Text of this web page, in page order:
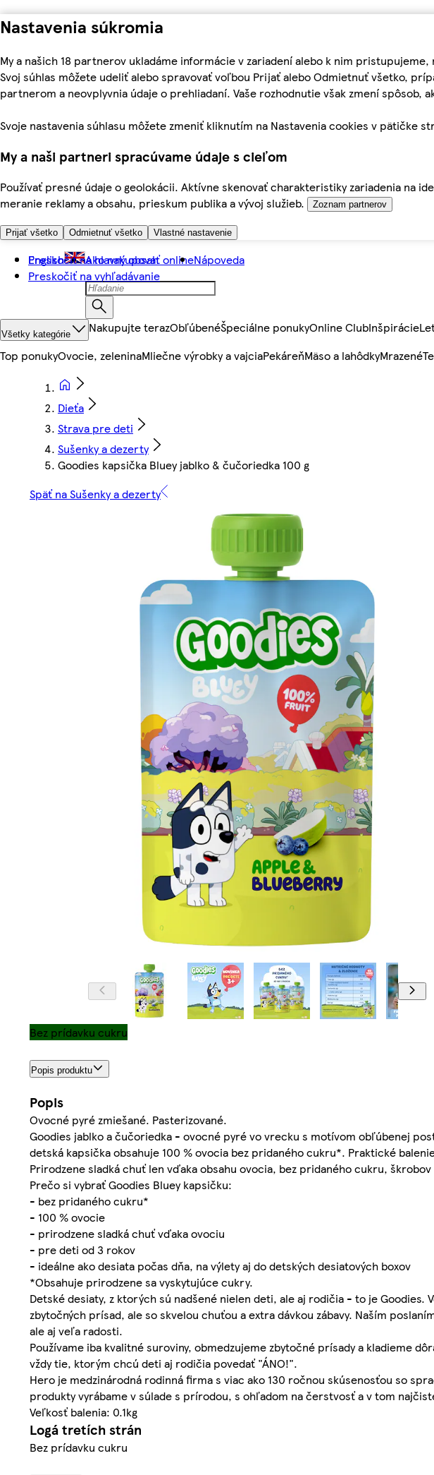
Nastavenia súkromia
My a našich 18 partnerov ukladáme informácie v zariadení alebo k nim
Svoj súhlas môžete udeliť alebo spravovať voľbou Prijať alebo Odmietnuť všetko,
partnerom a neovplyvnia údaje o prehliadaní. Vaše rozhodnutie však zmení spôsob,
Svoje nastavenia súhlasu môžete zmeniť kliknutím na Nastavenia cookies v pätičke
My a naši partneri spracúvame údaje s cieľom
Používať presné údaje o geolokácii. Aktívne skenovať charakteristiky zariadenia na
meranie reklamy a obsahu, prieskum publika a vývoj služieb.
Zoznam partnerov
Prijať všetko Odmietnuť všetko Vlastné nastavenie
Preskočiť na hlavný obsah
Preskočiť na vyhľadávanie
English Ako nakupovať onlineNápoveda
Všetky kategórie Nakupujte terazObľúbenéŠpeciálne ponukyOnline ClubInšpirácie
Top ponukyOvocie, zeleninaMliečne výrobky a vajciaPekáreňMäso a lahôdkyMrazené
Dieťa
Strava pre deti
Sušenky a dezerty
Goodies kapsička Bluey jablko & čučoriedka 100 g
Späť na Sušenky a dezerty
Bez prídavku cukru
Popis produktu
Popis
Ovocné pyré zmiešané. Pas­terizované.
Goodies jablko a čučoriedka - ovocné pyré vo vrecku s motívom obľúbenej
detská kapsička obsahuje 100 % ovocia bez pridaného cukru*. Praktické
Prirodzene sladká chuť len vďaka obsahu ovocia, bez pridaného cukru, škrobov
Prečo si vybrať Goodies Bluey kapsičku:
- bez pridaného cukru*
- 100 % ovocie
- prirodzene sladká chuť vďaka ovociu
- pre deti od 3 rokov
- ideálne ako desiata počas dňa, na výlety aj do detských desiatových boxov
*Obsahuje prirodzene sa vyskytujúce cukry.
Detské desiaty, z ktorých sú nadšené nielen deti, ale aj rodičia - to je Goodies.
zbytočných prísad, ale so skvelou chuťou a extra dávkou zábavy. Naším
ale aj veľa radosti.
Používame iba kvalitné suroviny, obmedzujeme zbytočné prísady a kladieme
vždy tie, ktorým chcú deti aj rodičia povedať "ÁNO!".
Hero je medzinárodná rodinná firma s viac ako 130 ročnou skúsenosťou so
produkty vyrábame v súlade s prírodou, s ohľadom na čerstvosť a v tom
Veľkosť balenia: 0.1kg
Logá tretích strán
Bez prídavku cukru